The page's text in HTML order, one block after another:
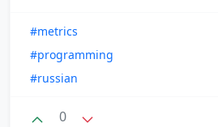
#metrics
#programming
#russian
0